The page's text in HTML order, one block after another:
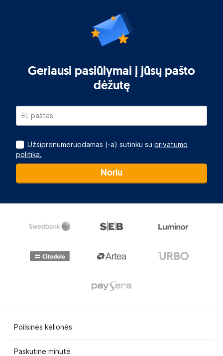
Geriausi pasiūlymai į jūsų pašto
dėžutę
Užsiprenumeruodamas (-a) sutinku su privatumo
politika.
Noriu
Poilsinės kelionės
Paskutinė minutė